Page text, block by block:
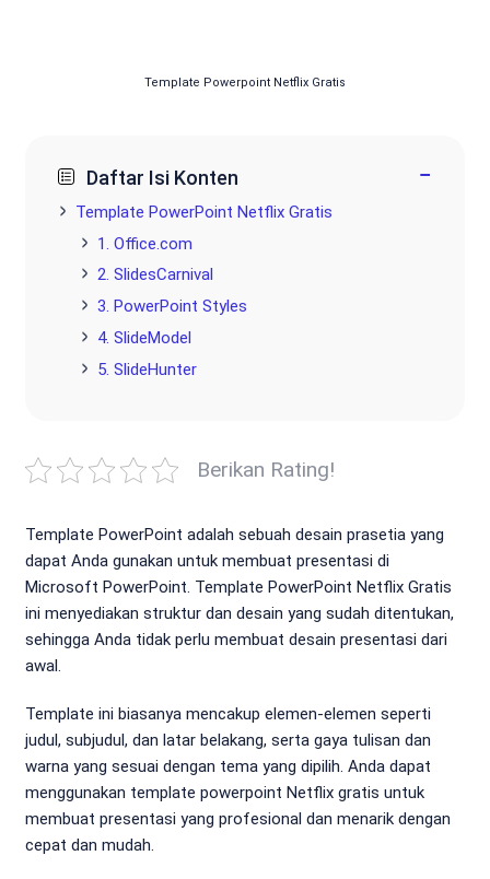
Template Powerpoint Netflix Gratis
Daftar Isi Konten −
Template PowerPoint Netflix Gratis
1. Office.com
2. SlidesCarnival
3. PowerPoint Styles
4. SlideModel
5. SlideHunter
Berikan Rating!
Template PowerPoint adalah sebuah desain prasetia yang
dapat Anda gunakan untuk membuat presentasi di
Microsoft PowerPoint. Template PowerPoint Netflix Gratis
ini menyediakan struktur dan desain yang sudah ditentukan,
sehingga Anda tidak perlu membuat desain presentasi dari
awal.
Template ini biasanya mencakup elemen-elemen seperti
judul, subjudul, dan latar belakang, serta gaya tulisan dan
warna yang sesuai dengan tema yang dipilih. Anda dapat
menggunakan template powerpoint Netflix gratis untuk
membuat presentasi yang profesional dan menarik dengan
cepat dan mudah.